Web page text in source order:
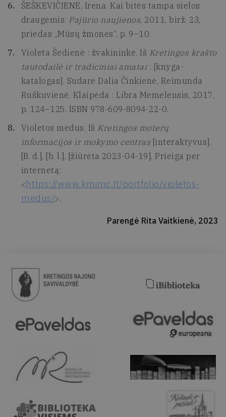
ŠEŠKEVIČIENĖ, Irena. Kai bitės tampa sielos
draugėmis. Pajūrio naujienos, 2011, birž. 23,
priedas „Mūsų žmonės“, p. 9–10.
Violeta Šedienė : žvakininkė. Iš Kretingos krašto
tautodailė ir tradiciniai amatai: [knyga-
katalogas]. Sudarė Dalia Činkienė, Reimunda
Ruškuvienė. Klaipėda : Libra Memelensis, 2017,
p. 124–125. ISBN 978-609-8094-22-0.
Violetos medus. Iš Kretingos moterų
informacijos ir mokymo centras[interaktyvus].
[B. d.], [b. l.], [žiūrėta 2023-04-19]. Prieiga per
internetą:
<https://www.kmimc.lt/portfolio/violetos-
medus/>.
Parengė Rita Vaitkienė, 2023